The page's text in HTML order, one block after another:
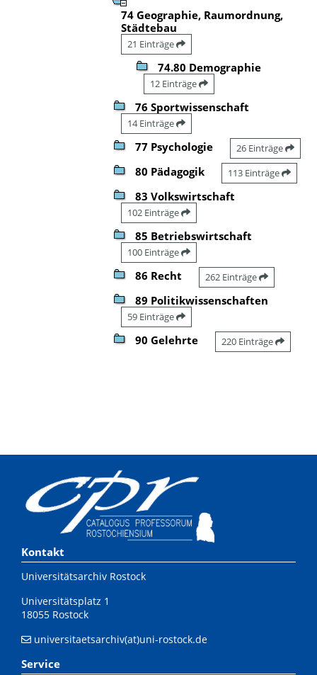
74 Geographie, Raumordnung,
Städtebau
21 Einträge
74.80 Demographie
12 Einträge
76 Sportwissenschaft
14 Einträge
77 Psychologie 26 Einträge
80 Pädagogik 113 Einträge
83 Volkswirtschaft
102 Einträge
85 Betriebswirtschaft
100 Einträge
86 Recht 262 Einträge
89 Politikwissenschaften
59 Einträge
90 Gelehrte 220 Einträge
Kontakt
Universitätsarchiv Rostock
Universitätsplatz 1
18055 Rostock
universitaetsarchiv(at)uni-rostock.de
Service